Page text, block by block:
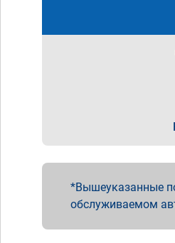
Вышеуказанные
обслуживаемом